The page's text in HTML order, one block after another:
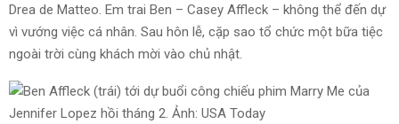
Drea de Matteo. Em trai Ben – Casey Affleck – không thể đến dự
vì vướng việc cá nhân. Sau hôn lễ, cặp sao tổ chức một bữa tiệc
ngoài trời cùng khách mời vào chủ nhật.